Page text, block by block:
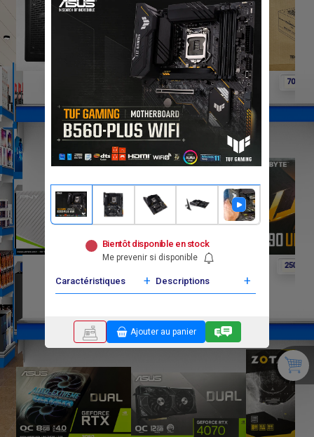
Bientôt disponible en stock
Me prevenir si disponible
Caractéristiques + Descriptions +
Ajouter au panier
75 000F 70 000
250 000